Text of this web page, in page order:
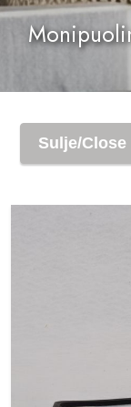
Sulje/Close